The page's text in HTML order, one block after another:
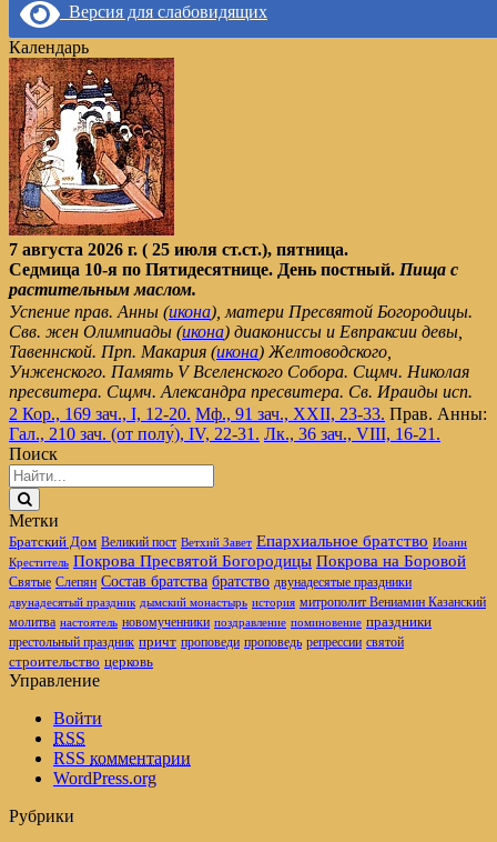
Версия для слабовидящих
Календарь
7 августа 2026 г. ( 25 июля ст.ст.), пятница.
Седмица 10-я по Пятидесятнице. День постный. Пища с
растительным маслом.
Успение прав. Анны (икона), матери Пресвятой Богородицы.
Свв. жен Олимпиады (икона) диакониссы и Евпраксии девы,
Тавеннской. Прп. Макария (икона) Желтоводского,
Унженского. Память V Вселенского Собора. Сщмч. Николая
пресвитера. Сщмч. Александра пресвитера. Св. Ираиды исп.
2 Кор., 169 зач., I, 12-20. Мф., 91 зач., XXII, 23-33. Прав. Анны:
Гал., 210 зач. (от полу́), IV, 22-31. Лк., 36 зач., VIII, 16-21.
Поиск
Метки
Братский Дом Великий пост Ветхий Завет Епархиальное братство Иоанн
Креститель Покрова Пресвятой Богородицы Покрова на Боровой
Святые Слепян Состав братства братство двунадесятые праздники
двунадесятый праздник дымский монастырь история митрополит Вениамин Казанский
молитва настоятель новомученники поздравление поминовение праздники
престольный праздник причт проповеди проповедь репрессии святой
строительство церковь
Управление
Войти
RSS
RSS комментарии
WordPress.org
Рубрики